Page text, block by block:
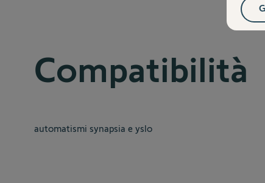
Compatibilità
automatismi synapsia e yslo